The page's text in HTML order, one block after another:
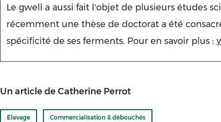
Le gwell a aussi fait l’objet de plusieurs études
récemment une thèse de doctorat a été
spécificité de ses ferments. Pour en savoir plus :
Un article de Catherine Perrot
Élevage Commercialisation & débouchés